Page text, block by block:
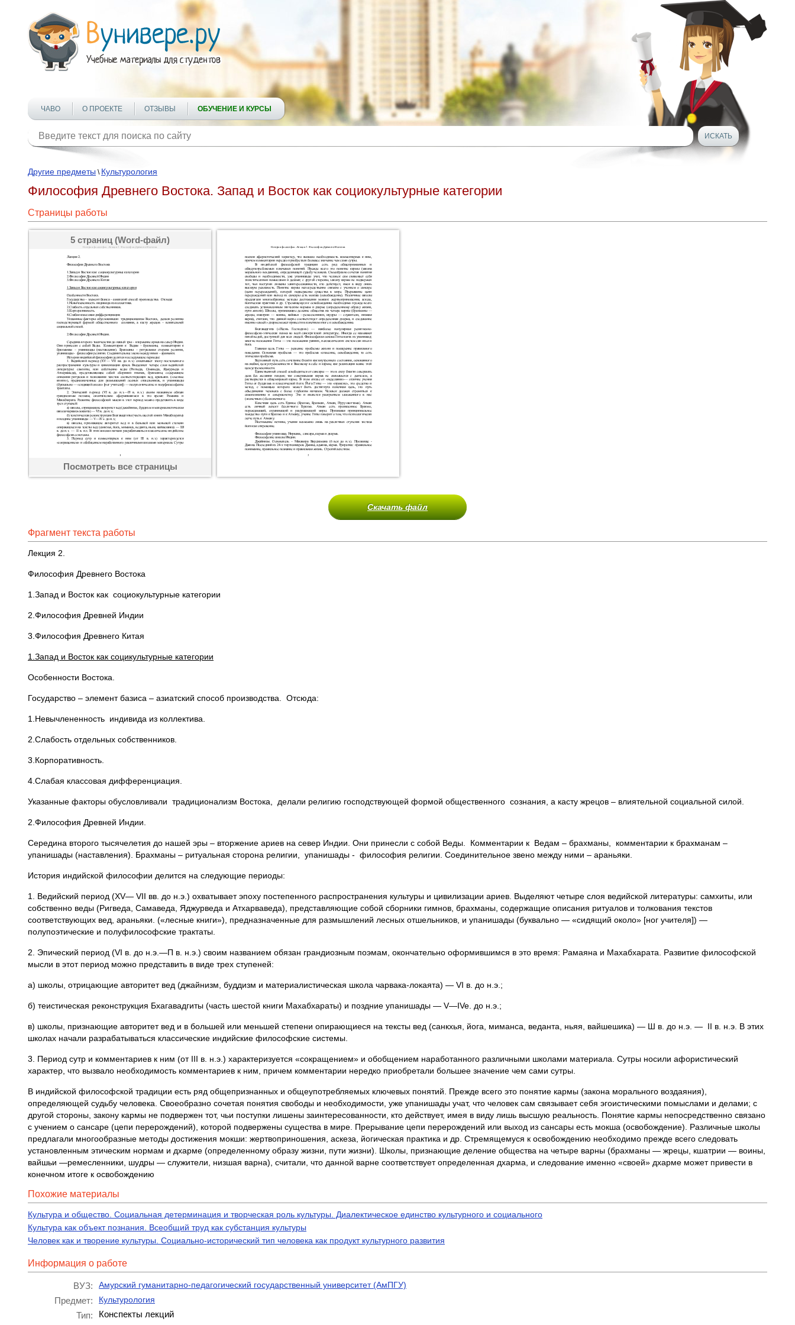
ЧАВО О ПРОЕКТЕ ОТЗЫВЫ ОБУЧЕНИЕ И КУРСЫ
Другие предметы \ Культурология
Философия Древнего Востока. Запад и Восток как социокультурные категории
Страницы работы
5 страниц (Word-файл)
Посмотреть все страницы
Скачать файл
Фрагмент текста работы
Лекция 2.
Философия Древнего Востока
1.Запад и Восток как социокультурные категории
2.Философия Древней Индии
3.Философия Древнего Китая
1.Запад и Восток как социкультурные категории
Особенности Востока.
Государство – элемент базиса – азиатский способ производства. Отсюда:
1.Невычлененность индивида из коллектива.
2.Слабость отдельных собственников.
3.Корпоративность.
4.Слабая классовая дифференциация.
Указанные факторы обусловливали традиционализм Востока, делали религию господствующей формой общественного сознания, а касту жрецов – влиятельной социальной силой.
2.Философия Древней Индии.
Середина второго тысячелетия до нашей эры – вторжение ариев на север Индии. Они принесли с собой Веды. Комментарии к Ведам – брахманы, комментарии к брахманам –
упанишады (наставления). Брахманы – ритуальная сторона религии, упанишады - философия религии. Соединительное звено между ними – араньяки.
История индийской философии делится на следующие периоды:
1. Ведийский период (XV— VII вв. до н.э.) охватывает эпоху постепенного распространения культуры и цивилизации ариев. Выделяют четыре слоя ведийской литературы: самхиты, или
собственно веды (Ригведа, Самаведа, Яджурведа и Атхарваведа), представляющие собой сборники гимнов, брахманы, содержащие описания ритуалов и толкования текстов
соответствующих вед, араньяки. («лесные книги»), предназначенные для размышлений лесных отшельников, и упанишады (буквально — «сидящий около» [ног учителя]) —
полупоэтические и полуфилософские трактаты.
2. Эпический период (VI в. до н.э.—П в. н.э.) своим названием обязан грандиозным поэмам, окончательно оформившимся в это время: Рамаяна и Махабхарата. Развитие философской
мысли в этот период можно представить в виде трех ступеней:
а) школы, отрицающие авторитет вед (джайнизм, буддизм и материалистическая школа чарвака-локаята) — VI в. до н.э.;
б) теистическая реконструкция Бхагавадгиты (часть шестой книги Махабхараты) и поздние упанишады — V—IVe. до н.э.;
в) школы, признающие авторитет вед и в большей или меньшей степени опирающиеся на тексты вед (санкхья, йога, миманса, веданта, ньяя, вайшешика) — Ш в. до н.э. — II в. н.э. В этих
школах начали разрабатываться классические индийские философские системы.
3. Период сутр и комментариев к ним (от III в. н.э.) характеризуется «сокращением» и обобщением наработанного различными школами материала. Сутры носили афористический
характер, что вызвало необходимость комментариев к ним, причем комментарии нередко приобретали большее значение чем сами сутры.
В индийской философской традиции есть ряд общепризнанных и общеупотребляемых ключевых понятий. Прежде всего это понятие кармы (закона морального воздаяния),
определяющей судьбу человека. Своеобразно сочетая понятия свободы и необходимости, уже упанишады учат, что человек сам связывает себя эгоистическими помыслами и делами; с
другой стороны, закону кармы не подвержен тот, чьи поступки лишены заинтересованности, кто действует, имея в виду лишь высшую реальность. Понятие кармы непосредственно связано
с учением о сансаре (цепи перерождений), которой подвержены существа в мире. Прерывание цепи перерождений или выход из сансары есть мокша (освобождение). Различные школы
предлагали многообразные методы достижения мокши: жертвоприношения, аскеза, йогическая практика и др. Стремящемуся к освобождению необходимо прежде всего следовать
установленным этическим нормам и дхарме (определенному образу жизни, пути жизни). Школы, признающие деление общества на четыре варны (брахманы — жрецы, кшатрии — воины,
вайшьи —ремесленники, шудры — служители, низшая варна), считали, что данной варне соответствует определенная дхарма, и следование именно «своей» дхарме может привести в
конечном итоге к освобождению
Похожие материалы
Культура и общество. Социальная детерминация и творческая роль культуры. Диалектическое единство культурного и социального
Культура как объект познания. Всеобщий труд как субстанция культуры
Человек как и творение культуры. Социально-исторический тип человека как продукт культурного развития
Информация о работе
ВУЗ: Амурский гуманитарно-педагогический государственный университет (АмПГУ)
Предмет: Культурология
Тип: Конспекты лекций